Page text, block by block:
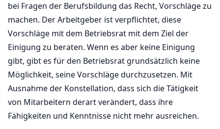
bei Fragen der Berufsbildung das Recht, Vorschläge zu
machen. Der Arbeitgeber ist verpflichtet, diese
Vorschläge mit dem Betriebsrat mit dem Ziel der
Einigung zu beraten. Wenn es aber keine Einigung
gibt, gibt es für den Betriebsrat grundsätzlich keine
Möglichkeit, seine Vorschläge durchzusetzen. Mit
Ausnahme der Konstellation, dass sich die Tätigkeit
von Mitarbeitern derart verändert, dass ihre
Fähigkeiten und Kenntnisse nicht mehr ausreichen.